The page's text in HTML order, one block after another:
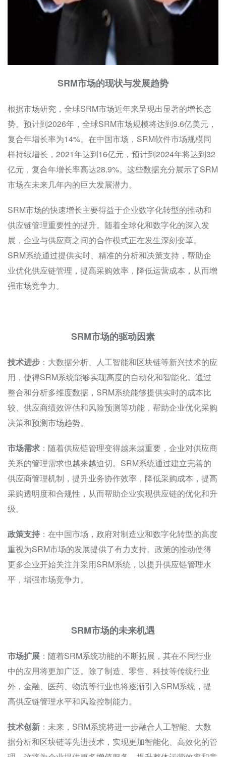
SRM市场的现状与发展趋势
根据市场研究，全球SRM市场近年来呈现出显著的增长态
势。预计到2026年，全球SRM市场规模将达到9.6亿美元，
复合年增长率为14%。在中国市场，SRM软件市场规模同
样持续增长，2021年达到16亿元，预计到2024年将达到32
亿元，复合年增长率高达28.9%。这些数据充分展示了SRM
市场在未来几年内的巨大发展潜力。
SRM市场的快速增长主要得益于企业数字化转型的推动和
供应链管理重要性的提升。随着全球化和数字化的深入发
展，企业与供应商之间的合作模式正在发生深刻变革。
SRM系统通过提供实时、精准的分析和决策支持，帮助企
业优化供应链管理，提高采购效率，降低运营成本，从而增
强市场竞争力。
SRM市场的驱动因素
技术进步 ：大数据分析、人工智能和区块链等新兴技术的应
用，使得SRM系统能够实现高度的自动化和智能化。通过
整合和分析多维度数据，SRM系统能够提供实时的成本比
较、供应商绩效评估和风险预测等功能，帮助企业优化采购
决策和预测市场趋势。
市场需求 ：随着供应链管理变得越来越重要，企业对供应商
关系的管理需求也越来越迫切。SRM系统通过建立完善的
供应商管理机制，提升业务协作效率，降低采购成本，提高
采购透明度和合规性，从而帮助企业实现供应链的优化和升
级。
政策支持 ：在中国市场，政府对制造业和数字化转型的高度
重视为SRM市场的发展提供了有力支持。政策的推动使得
更多企业开始关注并采用SRM系统，以提升供应链管理水
平，增强市场竞争力。
SRM市场的未来机遇
市场扩展 ：随着SRM系统功能的不断拓展，其在不同行业
中的应用将更加广泛。除了制造、零售、科技等传统行业
外，金融、医药、物流等行业也将逐渐引入SRM系统，提
高供应链管理水平和风险控制能力。
技术创新 ：未来，SRM系统将进一步融合人工智能、大数
据分析和区块链等先进技术，实现更加智能化、高效化的管